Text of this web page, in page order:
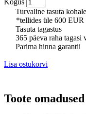
Turvaline tasuta
*tellides üle 600 EUR
Tasuta tagastus
365 päeva raha tagasi
Parima hinna garantii
Lisa ostukorvi
Toote omadused